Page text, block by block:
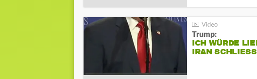
Trump:
ICH WÜRDE
IRAN